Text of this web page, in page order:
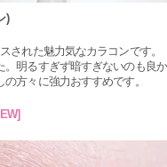
)
された魅力気なカラコンです。
。明るすぎず暗すぎないのも良か
方々に強力おすすめです。